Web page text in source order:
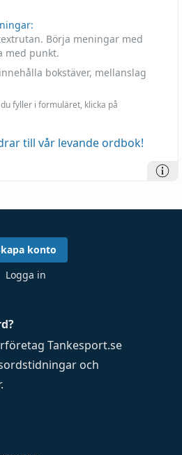
Börja meningar med
med punkt.
bokstäver, mellanslag
fyller i formuläret, klicka på
till vår levande ordbok!
Tankesport.se
och
.
konto
Logga in